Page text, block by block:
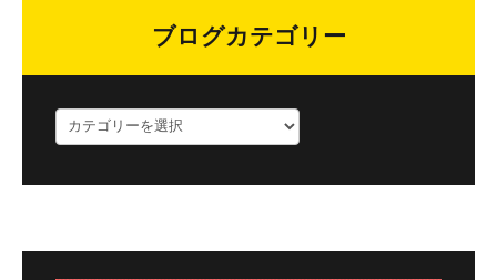
ブログカテゴリー
ロ